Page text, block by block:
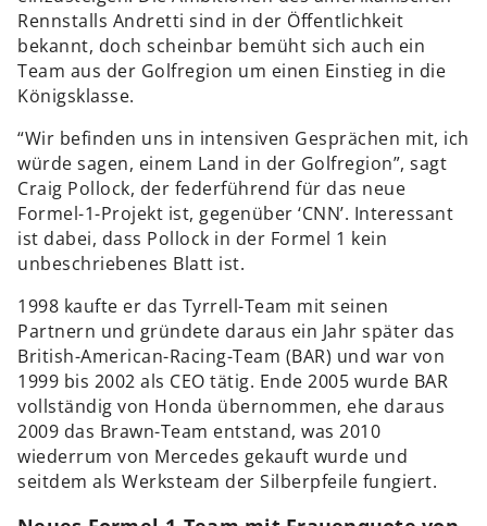
Rennstalls Andretti sind in der Öffentlichkeit
bekannt, doch scheinbar bemüht sich auch ein
Team aus der Golfregion um einen Einstieg in die
Königsklasse.
“Wir befinden uns in intensiven Gesprächen mit, ich
würde sagen, einem Land in der Golfregion”, sagt
Craig Pollock, der federführend für das neue
Formel-1-Projekt ist, gegenüber ‘CNN’. Interessant
ist dabei, dass Pollock in der Formel 1 kein
unbeschriebenes Blatt ist.
1998 kaufte er das Tyrrell-Team mit seinen
Partnern und gründete daraus ein Jahr später das
British-American-Racing-Team (BAR) und war von
1999 bis 2002 als CEO tätig. Ende 2005 wurde BAR
vollständig von Honda übernommen, ehe daraus
2009 das Brawn-Team entstand, was 2010
wiederrum von Mercedes gekauft wurde und
seitdem als Werksteam der Silberpfeile fungiert.